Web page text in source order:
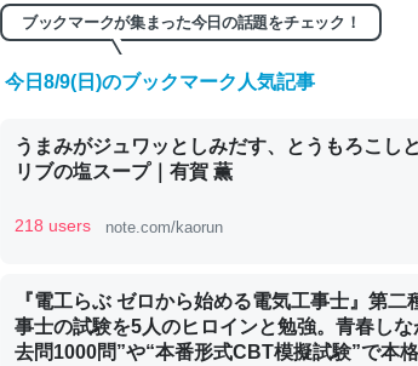
これは良記事。32768トークンだと英語小説100ペ
の伏線」は回収されないけど、短期記憶というに
やすく強くなりそう
の600分の1程度。
─ニュース :: 【研究発表】昆虫学の大問題＝「昆虫はなぜ
ブックマークが集まった今日の話題をチェック！
今日8/9(日)のブックマーク人気記事
うまみがジュワッとしみだす、とうもろこし
リブの塩スープ｜有賀 薫
218 users note.com/kaorun
『電工らぶ ゼロから始める電気工事士』第二
事士の試験を5人のヒロインと勉強。青春しな
去問1000問”や“本番形式CBT模擬試験”で本